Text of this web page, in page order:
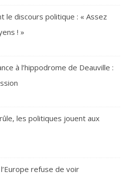
le discours politique : « Assez
! »
à l’hippodrome de Deauville :
les politiques jouent aux
refuse de voir